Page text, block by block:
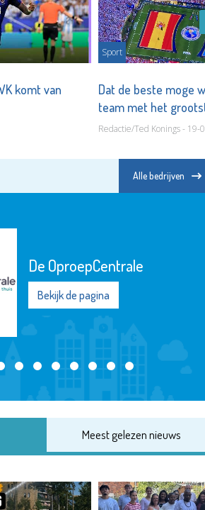
komt van
Sport
Dat de beste moge
team met het
Redactie/Ted Konings - 19-
Alle bedrijven
De OproepCentrale
Bekijk de pagina
Meest gelezen nieuws